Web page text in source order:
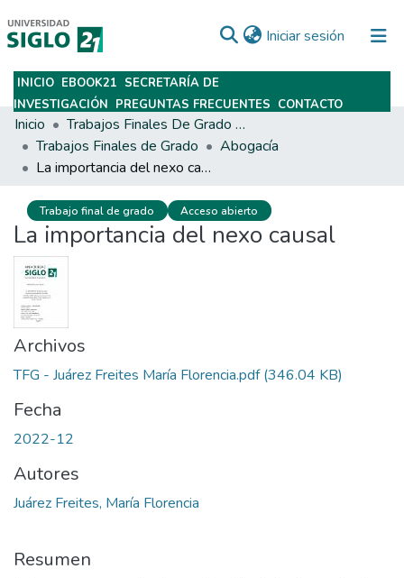
Iniciar sesión (current)
Subir
INICIO EBOOK21 SECRETARÍA DE
INVESTIGACIÓN PREGUNTAS FRECUENTES CONTACTO
Inicio
Trabajos Finales De Grado Y Posgrado
Trabajos Finales de Grado
Abogacía
La importancia del nexo causal
Trabajo final de grado Acceso abierto
La importancia del nexo causal
Archivos
TFG - Juárez Freites María Florencia.pdf(346.04 KB)
Fecha
2022-12
Autores
Juárez Freites, María Florencia
Resumen